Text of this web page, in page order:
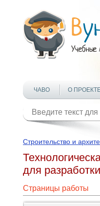
ЧАВО О
Строительство и
для
Страницы работы